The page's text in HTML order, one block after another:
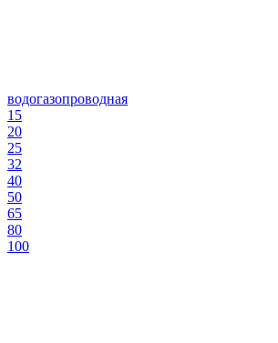
водогазопроводная
15
20
25
32
40
50
65
80
100